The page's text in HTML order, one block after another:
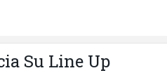
Su Line Up